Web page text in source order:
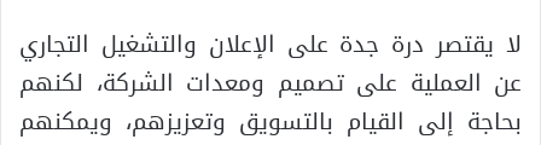
لا يقتصر درة جدة على الإعلان والتشغيل التجاري
عن العملية على تصميم ومعدات الشركة، لكنهم
بحاجة إلى القيام بالتسويق وتعزيزهم، ويمكنهم